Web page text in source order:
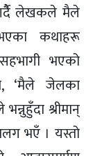
गर्दैै लेखकले मैले
कथाहरू
भएको
‘मैले जेलका
श्रीमान्
भएँ । यस्तो